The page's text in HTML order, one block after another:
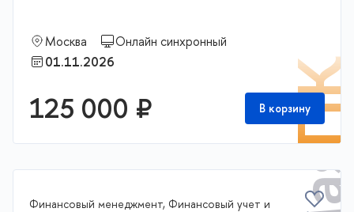
Москва
Онлайн синхронный
01.11.2026
125 000 ₽ В корзину
Финансовый менеджмент, Финансовый учет и